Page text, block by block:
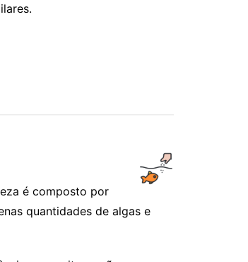
é composto por
quantidades de algas e